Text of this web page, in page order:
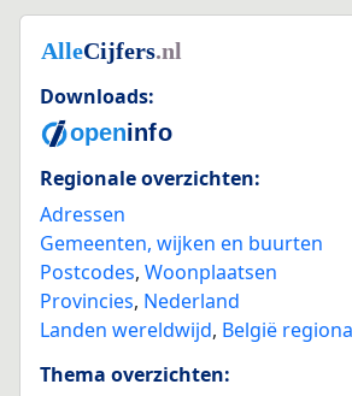
Downloads:
Regionale overzichten:
Adressen
Gemeenten, wijken en buurten
Postcodes, Woonplaatsen
Provincies, Nederland
Landen wereldwijd, België
Thema overzichten: